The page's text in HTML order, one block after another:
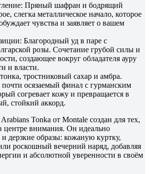
Пряный шафран и бодрящий
слегка металлическое начало, которое
чувства и заявляет о вашем
Благородный уд в паре с
розы. Сочетание грубой силы и
создающее вокруг обладателя ауру
и власти.
тростниковый сахар и амбра.
осязаемый финал с гурманским
согревает кожу и превращается в
стойкий аккорд.
Tonka от Montale создан для тех,
центре внимания. Он идеально
дерзкие образы: кожаную куртку,
роскошный вечерний наряд, добавляя
и абсолютной уверенности в своём